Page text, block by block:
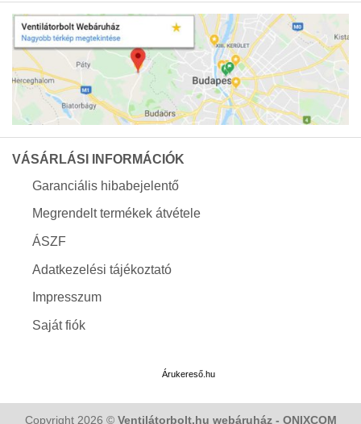
VÁSÁRLÁSI INFORMÁCIÓK
Garanciális hibabejelentő
Megrendelt termékek átvétele
ÁSZF
Adatkezelési tájékoztató
Impresszum
Saját fiók
Árukereső.hu
Copyright 2026 © Ventilátorbolt.hu webáruház - ONIXCOM